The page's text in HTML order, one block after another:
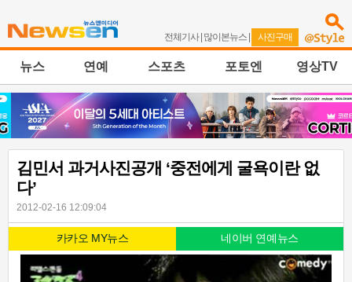
전체기사| 많이본뉴스 | 사진구매
뉴스 연예 스포츠 포토엔 영상TV
김민서 과거사진공개 ‘중전에게 굴욕이란 없
다’
2012-02-16 12:09:04
카카오 MY뉴스 네이버 연예뉴스